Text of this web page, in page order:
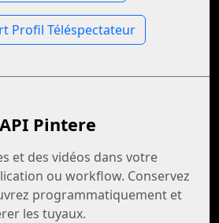
Profil Téléspectateur
Pintere
et des vidéos dans votre
ou workflow. Conservez
programmatiquement et
les tuyaux.